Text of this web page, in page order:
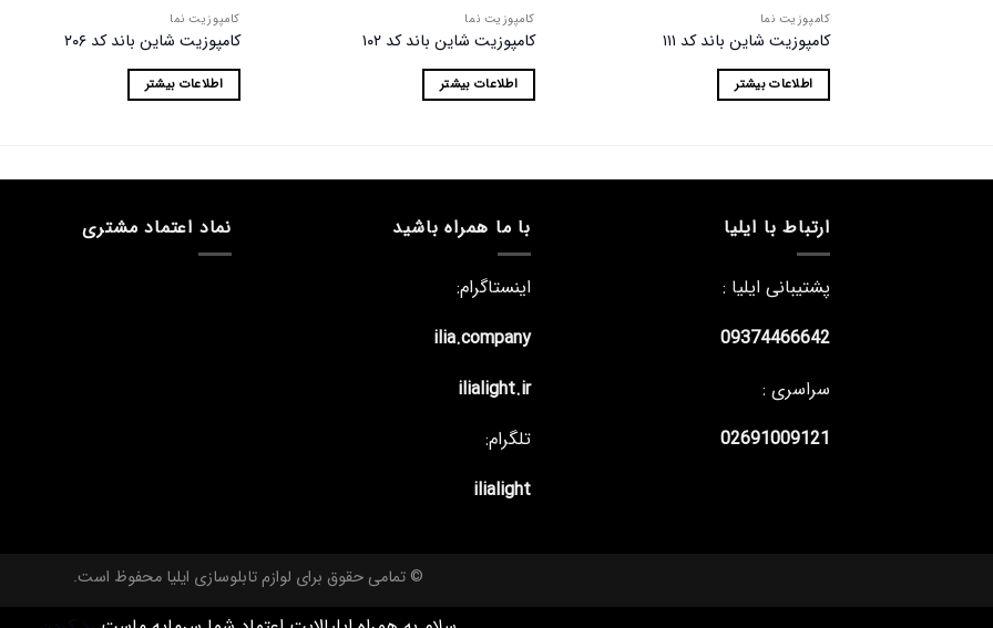
کامپوزیت نما
کامپوزیت شاین باند کد ۱۱۱
اطلاعات بیشتر
کامپوزیت نما
کامپوزیت شاین باند کد ۱۰۲
اطلاعات بیشتر
کامپوزیت نما
کامپوزیت شاین باند کد ۲۰۶
اطلاعات بیشتر
ارتباط با ایلیا
پشتیبانی ایلیا :
09374466642
سراسری :
02691009121
با ما همراه باشید
اینستاگرام:
ilia.company
ilialight.ir
تلگرام:
ilialight
نماد اعتماد مشتری
© تمامی حقوق برای لوازم تابلوسازی ایلیا محفوظ است.